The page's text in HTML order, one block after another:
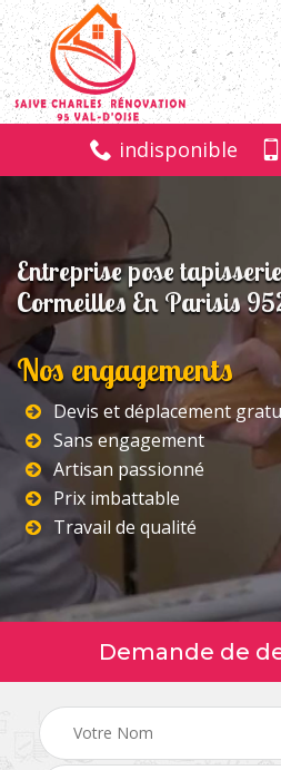
indisponible
Entreprise pose
Cormeilles En Parisis
Nos engagements
Devis et déplacement
Sans engagement
Artisan passionné
Prix imbattable
Travail de qualité
Demande de